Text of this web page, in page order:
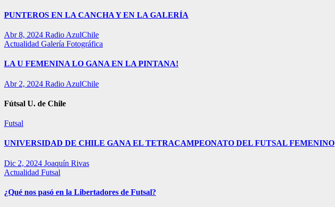
PUNTEROS EN LA CANCHA Y EN LA GALERÍA
Abr 8, 2024 Radio AzulChile
Actualidad Galería Fotográfica
LA U FEMENINA LO GANA EN LA PINTANA!
Abr 2, 2024 Radio AzulChile
Fútsal U. de Chile
Futsal
UNIVERSIDAD DE CHILE GANA EL TETRACAMPEONATO DEL FUTSAL FEMENINO
Dic 2, 2024 Joaquín Rivas
Actualidad Futsal
¿Qué nos pasó en la Libertadores de Futsal?